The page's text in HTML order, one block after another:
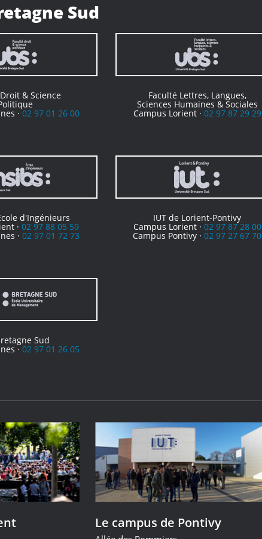
Sud
& Science
·02 97 01 26 00
Faculté Lettres, Langues,
Sciences Humaines & Sociales
Campus Lorient · 02 97 87 29 29
d'Ingénieurs
·02 97 88 05 59
·02 97 01 72 73
IUT de Lorient-Pontivy
Campus Lorient · 02 97 87 28 00
Campus Pontivy ·02 97 27 67 70
Sud
·02 97 01 26 05
Le campus de Pontivy